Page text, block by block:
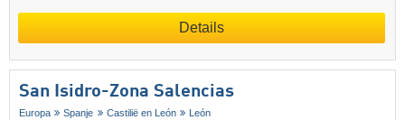
Details
San Isidro-Zona Salencias
Europa Spanje Castilië en León León